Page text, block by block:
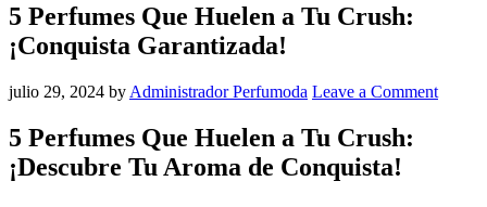
5 Perfumes Que Huelen a Tu Crush:
¡Conquista Garantizada!
julio 29, 2024 by Administrador Perfumoda Leave a Comment
5 Perfumes Que Huelen a Tu Crush:
¡Descubre Tu Aroma de Conquista!